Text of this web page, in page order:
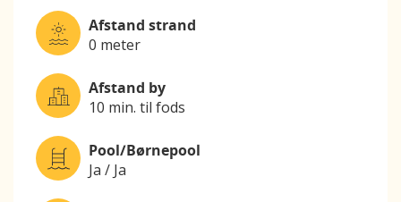
Afstand strand
0 meter
Afstand by
10 min. til fods
Pool/Børnepool
Ja / Ja